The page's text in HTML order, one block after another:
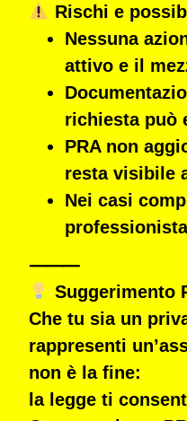
Rischi e
Nessuna
attivo e il
richiesta può
PRA non
resta visibile
Nei casi
professionista
⸻
Suggerimento
Che tu sia un
rappresenti un’
non è la fine:
la legge ti